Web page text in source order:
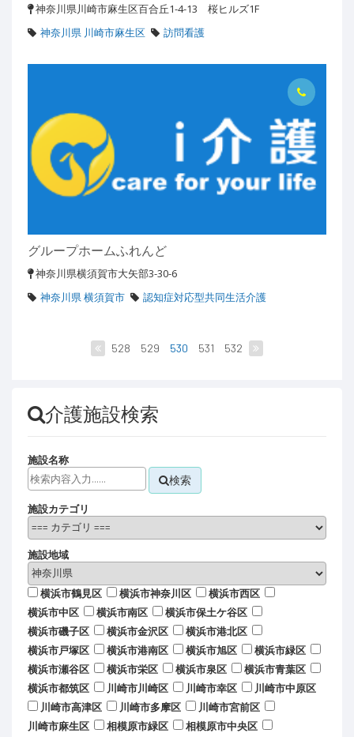
神奈川県川崎市麻生区百合丘1-4-13 桜ヒルズ1F
神奈川県 川崎市麻生区
訪問看護
グループホームふれんど
神奈川県横須賀市大矢部3-30-6
神奈川県 横須賀市
認知症対応型共同生活介護
528 529 530 531 532
介護施設検索
施設名称
検索
施設カテゴリ
施設地域
横浜市鶴見区 横浜市神奈川区
横浜市西区
横浜市中区
横浜市南区
横浜市保土ケ谷区
横浜市磯子区
横浜市金沢区
横浜市港北区
横浜市戸塚区
横浜市港南区 横浜市旭区
横浜市緑区
横浜市瀬谷区
横浜市栄区 横浜市泉区
横浜市青葉区
横浜市都筑区
川崎市川崎区 川崎市幸区
川崎市中原区
川崎市高津区
川崎市多摩区
川崎市宮前区
川崎市麻生区
相模原市緑区 相模原市中央区